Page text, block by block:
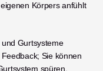
Körpers anfühlt
Gurtsysteme
Sie können
spüren.